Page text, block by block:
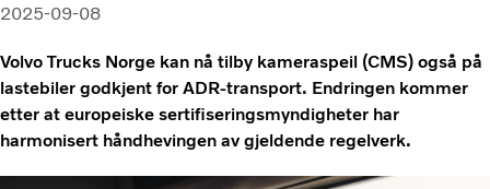
Truck Builder
2025-09-08
Volvo Trucks Norge kan nå tilby kameraspeil (CMS) også på
lastebiler godkjent for ADR-transport. Endringen kommer
etter at europeiske sertifiseringsmyndigheter har
harmonisert håndhevingen av gjeldende regelverk.